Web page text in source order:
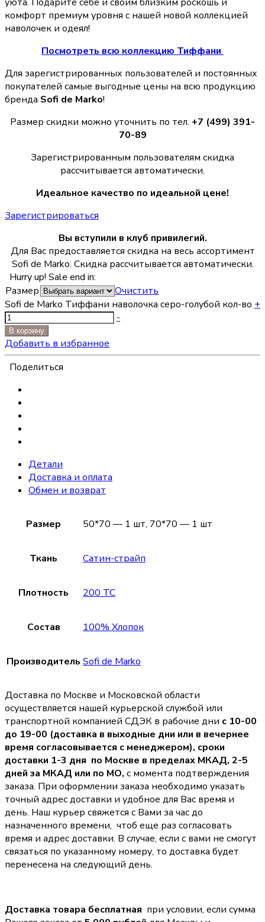
комфорт премиум уровня с нашей новой коллекцией
наволочек и одеял!
Посмотреть всю коллекцию Тиффани
Для зарегистрированных пользователей и постоянных
покупателей самые выгодные цены на всю продукцию
бренда Sofi de Marko!
Размер скидки можно уточнить по тел. +7 (499) 391-
70-89
Зарегистрированным пользователям скидка
рассчитывается автоматически.
Идеальное качество по идеальной цене!
Зарегистрироваться
Вы вступили в клуб привилегий.
Для Вас предоставляется скидка на весь ассортимент
Sofi de Marko. Скидка рассчитывается автоматически.
Hurry up! Sale end in:
Размер
Очистить
Sofi de Marko Тиффани наволочка серо-голубой кол-во +
-
В корзину
Добавить в избранное
Поделиться
Детали
Доставка и оплата
Обмен и возврат
Размер 50*70 — 1 шт, 70*70 — 1 шт
Ткань Сатин-страйп
Плотность 200 TC
Состав 100% Хлопок
Производитель Sofi de Marko
Доставка по Москве и Московской области
осуществляется нашей курьерской службой или
транспортной компанией СДЭК в рабочие дни с 10-00
до 19-00 (доставка в выходные дни или в вечернее
время согласовывается с менеджером), сроки
доставки 1-3 дня по Москве в пределах МКАД, 2-5
дней за МКАД или по МО, с момента подтверждения
заказа. При оформлении заказа необходимо указать
точный адрес доставки и удобное для Вас время и
день. Наш курьер свяжется с Вами за час до
назначенного времени, чтоб еще раз согласовать
время и адрес доставки. В случае, если с вами не смогут
связаться по указанному номеру, то доставка будет
перенесена на следующий день.
Доставка товара бесплатная при условии, если сумма